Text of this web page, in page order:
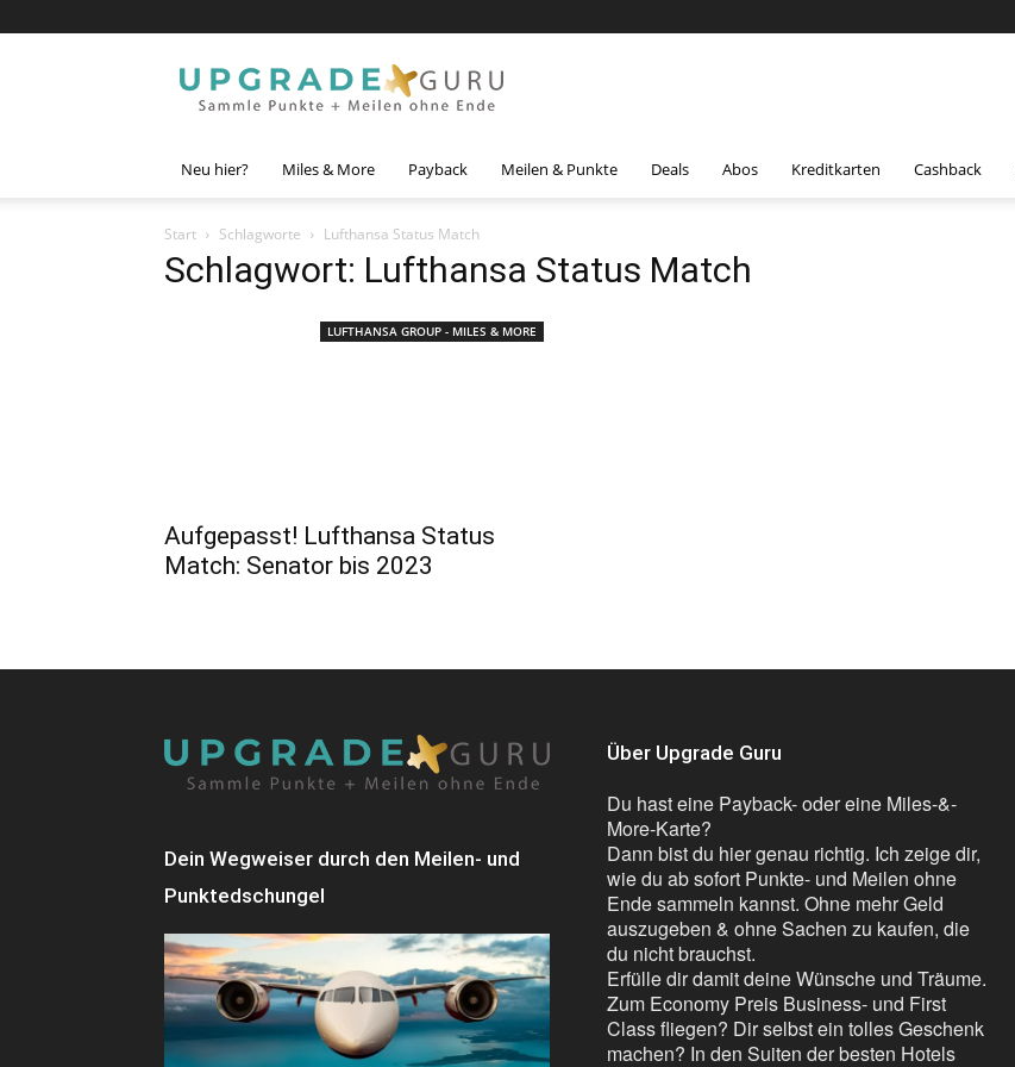
Guru
Neu hier? Miles & More Payback Meilen & Punkte Deals Abos Kreditkarten Cashback
Start Schlagworte Lufthansa Status Match
Schlagwort: Lufthansa Status Match
LUFTHANSA GROUP - MILES & MORE
Aufgepasst! Lufthansa Status
Match: Senator bis 2023
Dein Wegweiser durch den Meilen- und
Punktedschungel
Über Upgrade Guru
Du hast eine Payback- oder eine Miles-&-
More-Karte?
Dann bist du hier genau richtig. Ich zeige dir,
wie du ab sofort Punkte- und Meilen ohne
Ende sammeln kannst. Ohne mehr Geld
auszugeben & ohne Sachen zu kaufen, die
du nicht brauchst.
Erfülle dir damit deine Wünsche und Träume.
Zum Economy Preis Business- und First
Class fliegen? Dir selbst ein tolles Geschenk
machen? In den Suiten der besten Hotels